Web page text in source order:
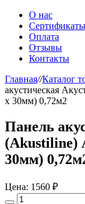
О нас
Сертификаты
Оплата
Отзывы
Контакты
Главная//Каталог
акустическая
х 30мм) 0,72м2
Панель
(Akustiline)
30мм)
Цена: 1560 ₽